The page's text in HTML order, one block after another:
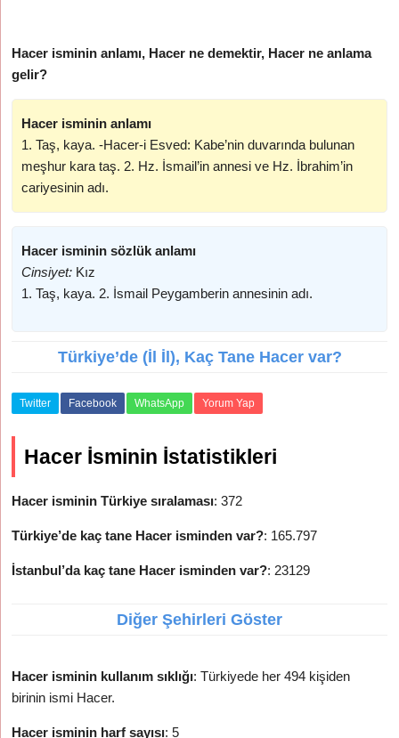
Hacer isminin anlamı, Hacer ne demektir, Hacer ne anlama
gelir?
Hacer isminin anlamı
1. Taş, kaya. -Hacer-i Esved: Kabe’nin duvarında bulunan
meşhur kara taş. 2. Hz. İsmail’in annesi ve Hz. İbrahim’in
cariyesinin adı.
Hacer isminin sözlük anlamı
Cinsiyet: Kız
1. Taş, kaya. 2. İsmail Peygamberin annesinin adı.
Türkiye’de (İl İl), Kaç Tane Hacer var?
Twitter Facebook WhatsApp Yorum Yap
Hacer İsminin İstatistikleri
Hacer isminin Türkiye sıralaması: 372
Türkiye’de kaç tane Hacer isminden var?: 165.797
İstanbul’da kaç tane Hacer isminden var?: 23129
Diğer Şehirleri Göster
Hacer isminin kullanım sıklığı: Türkiyede her 494 kişiden
birinin ismi Hacer.
Hacer isminin harf sayısı: 5